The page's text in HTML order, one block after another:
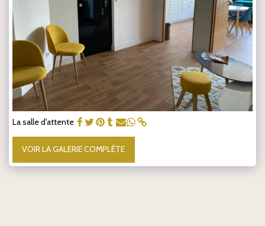
La salle d'attente
VOIR LA GALERIE COMPLÈTE